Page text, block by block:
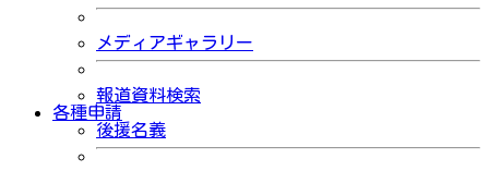
メディアギャラリー
報道資料検索
各種申請
後援名義